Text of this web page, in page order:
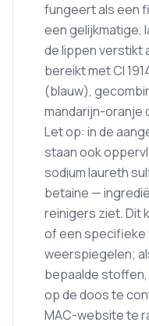
fungeert als een
een gelijkmatige,
de lippen verstikt
bereikt met CI
(blauw),
mandarijn-oranje
Let op: in de
staan ook
sodium laureth
betaine —
reinigers ziet. Dit
of een
weerspiegelen;
bepaalde stoffen,
op de doos te
MAC-website te